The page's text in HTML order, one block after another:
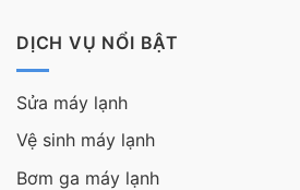
DỊCH VỤ NỔI BẬT
Sửa máy lạnh
Vệ sinh máy lạnh
Bơm ga máy lạnh